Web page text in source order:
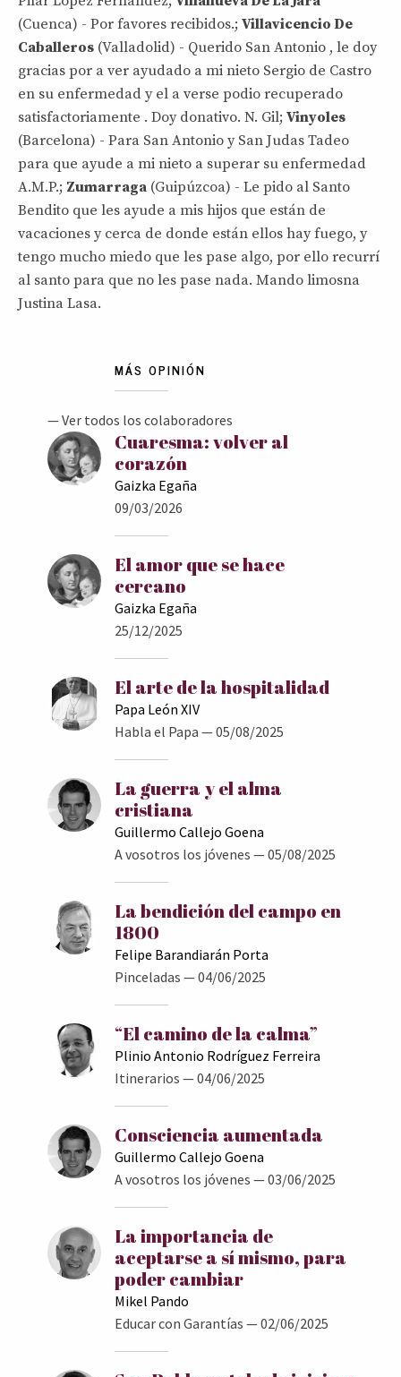
(Cuenca) - Por favores recibidos.; Villavicencio De
Caballeros (Valladolid) - Querido San Antonio , le doy
gracias por a ver ayudado a mi nieto Sergio de Castro
en su enfermedad y el a verse podio recuperado
satisfactoriamente . Doy donativo. N. Gil; Vinyoles
(Barcelona) - Para San Antonio y San Judas Tadeo
para que ayude a mi nieto a superar su enfermedad
A.M.P.; Zumarraga (Guipúzcoa) - Le pido al Santo
Bendito que les ayude a mis hijos que están de
vacaciones y cerca de donde están ellos hay fuego, y
tengo mucho miedo que les pase algo, por ello recurrí
al santo para que no les pase nada. Mando limosna
Justina Lasa.
MÁS OPINIÓN
Cuaresma: volver al
corazón
Gaizka Egaña
09/03/2026
El amor que se hace
cercano
Gaizka Egaña
25/12/2025
El arte de la hospitalidad
Papa León XIV
Habla el Papa — 05/08/2025
La guerra y el alma
cristiana
Guillermo Callejo Goena
A vosotros los jóvenes — 05/08/2025
La bendición del campo en
1800
Felipe Barandiarán Porta
Pinceladas — 04/06/2025
“El camino de la calma”
Plinio Antonio Rodríguez Ferreira
Itinerarios — 04/06/2025
Consciencia aumentada
Guillermo Callejo Goena
A vosotros los jóvenes — 03/06/2025
La importancia de
aceptarse a sí mismo, para
poder cambiar
Mikel Pando
Educar con Garantías — 02/06/2025
— Ver todos los colaboradores